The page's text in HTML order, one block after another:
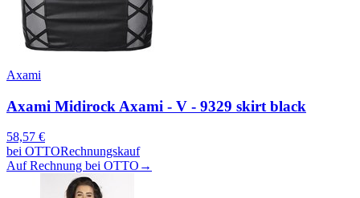
Axami
Axami Midirock Axami - V - 9329 skirt black
58,57 €
bei OTTORechnungskauf
Auf Rechnung bei OTTO →